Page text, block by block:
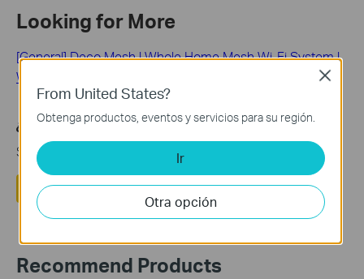
Looking for More
[General] Deco Mesh | Whole Home Mesh Wi-Fi System |
Wi-Fi Dead-Zone Killer | Seamless Roaming
¿Es útil esta pregunta frecuente?
Sus comentarios nos ayudan a mejorar este sitio.
Si No
Recommend Products
From United States?
Obtenga productos, eventos y servicios para su región.
Ir
Otra opción
Close